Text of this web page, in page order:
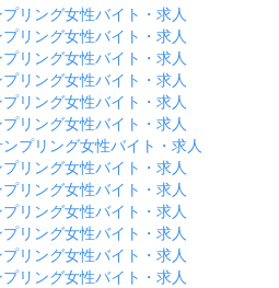
リング女性バイト・求人
リング女性バイト・求人
リング女性バイト・求人
リング女性バイト・求人
リング女性バイト・求人
リング女性バイト・求人
プリング女性バイト・求人
リング女性バイト・求人
リング女性バイト・求人
リング女性バイト・求人
リング女性バイト・求人
リング女性バイト・求人
リング女性バイト・求人